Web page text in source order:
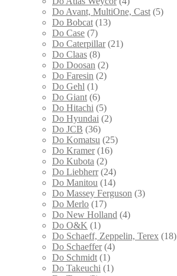
Do Avant, MultiOne, Cast (5)
Do Bobcat (13)
Do Case (7)
Do Caterpillar (21)
Do Claas (8)
Do Doosan (2)
Do Faresin (2)
Do Gehl (1)
Do Giant (6)
Do Hitachi (5)
Do Hyundai (2)
Do JCB (36)
Do Komatsu (25)
Do Kramer (16)
Do Kubota (2)
Do Liebherr (24)
Do Manitou (14)
Do Massey Ferguson (3)
Do Merlo (17)
Do New Holland (4)
Do O&K (1)
Do Schaeff, Zeppelin, Terex (18)
Do Schaeffer (4)
Do Schmidt (1)
Do Takeuchi (1)